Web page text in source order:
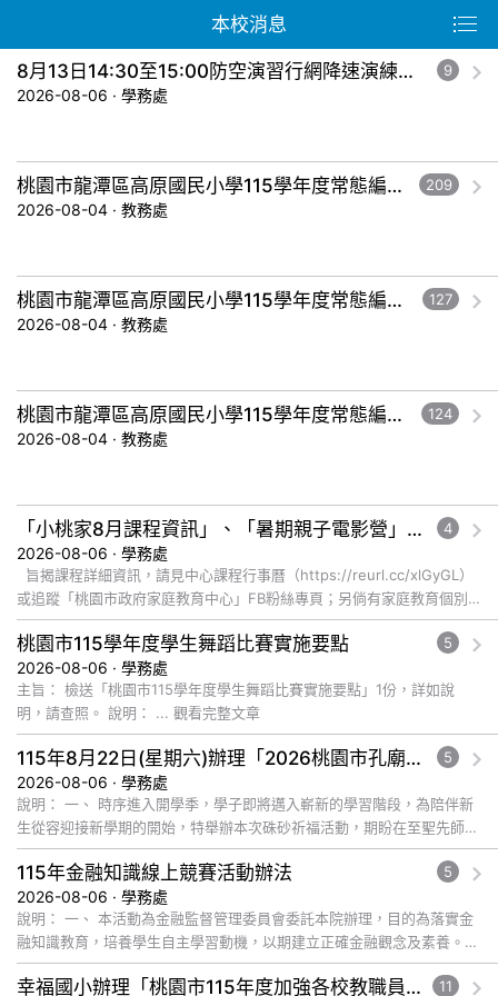
本校消息
8月13日14:30至15:00防空演習行網降速演練，請預為因應，詳洽NCC官網 9
2026-08-06 · 學務處
桃園市龍潭區高原國民小學115學年度常態編班暨導師編配作業結果公告-五年級。 209
2026-08-04 · 教務處
桃園市龍潭區高原國民小學115學年度常態編班暨導師編配作業結果公告-三年級。 127
2026-08-04 · 教務處
桃園市龍潭區高原國民小學115學年度常態編班暨導師編配作業結果公告-一年級。 124
2026-08-04 · 教務處
「小桃家8月課程資訊」、「暑期親子電影營」、「祖孫樂淘桃」、「愛『原原』不絕-親子共學同樂會」 4
2026-08-06 · 學務處
或追蹤「桃園市政府家庭教育中心」FB粉絲專頁；另倘有家庭教育個別
化服務需求，可撥打41281... 觀看完整文章
桃園市115學年度學生舞蹈比賽實施要點 5
2026-08-06 · 學務處
主旨： 檢送「桃園市115學年度學生舞蹈比賽實施要點」1份，詳如說
明，請查照。 說明： ... 觀看完整文章
115年8月22日(星期六)辦理「2026桃園市孔廟祈福系列活動—儒門初開 智慧啟航」 5
2026-08-06 · 學務處
說明： 一、 時序進入開學季，學子即將邁入嶄新的學習階段，為陪伴新
生從容迎接新學期的開始，特舉辦本次硃砂祈福活動，期盼在至聖先師孔
子的... 觀看完整文章
115年金融知識線上競賽活動辦法 5
2026-08-06 · 學務處
說明： 一、 本活動為金融監督管理委員會委託本院辦理，目的為落實金
融知識教育，培養學生自主學習動機，以期建立正確金融觀念及素養。
... 觀看完整文章
幸福國小辦理「桃園市115年度加強各校教職員及家長特教知能研習」，鼓勵教師、家長及教師助理員踴躍報名參加 11